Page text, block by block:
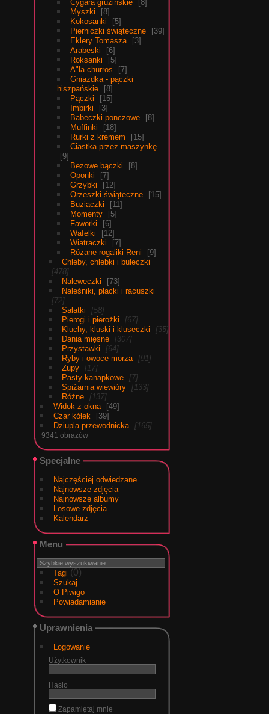
Cygara gruzińskie
8
Myszki
8
Kokosanki
5
Pierniczki świąteczne
39
Eklery Tomasza
3
Arabeski
6
Roksanki
5
A"la churros
7
Gniazdka - pączki
hiszpańskie
8
Pączki
15
Imbirki
3
Babeczki ponczowe
8
Muffinki
18
Rurki z kremem
15
Ciastka przez maszynkę
9
Bezowe bączki
8
Oponki
7
Grzybki
12
Orzeszki świąteczne
15
Buziaczki
11
Momenty
5
Faworki
6
Wafelki
12
Wiatraczki
7
Różane rogaliki Reni
9
Chleby, chlebki i bułeczki
478
Naleweczki
73
Naleśniki, placki i racuszki
72
Sałatki
58
Pierogi i pierożki
67
Kluchy, kluski i kluseczki
35
Dania mięsne
307
Przystawki
64
Ryby i owoce morza
91
Zupy
17
Pasty kanapkowe
7
Spiżarnia wiewióry
133
Różne
137
Widok z okna
49
Czar kółek
39
Dziupla przewodnicka
165
9341 obrazów
Specjalne
Najczęściej odwiedzane
Najnowsze zdjęcia
Najnowsze albumy
Losowe zdjęcia
Kalendarz
Menu
Tagi (0)
Szukaj
O Piwigo
Powiadamianie
Uprawnienia
Logowanie
Użytkownik
Hasło
Zapamiętaj mnie